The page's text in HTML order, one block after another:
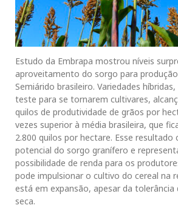
Estudo da Embrapa mostrou níveis
aproveitamento do sorgo para
Semiárido brasileiro. Variedades
teste para se tornarem cultivares,
quilos de produtividade de grãos por
vezes superior à média brasileira, que
2.800 quilos por hectare. Esse resultado
potencial do sorgo granífero e
possibilidade de renda para os
pode impulsionar o cultivo do cereal na
está em expansão, apesar da tolerância
seca.